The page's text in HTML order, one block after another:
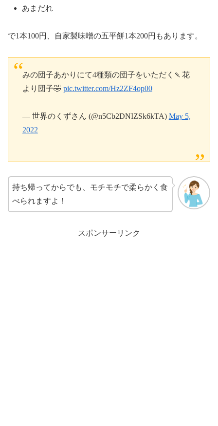
あまだれ
で1本100円、自家製味噌の五平餅1本200円もあります。
みの団子あかりにて4種類の団子をいただく🍡花
より団子🤣 pic.twitter.com/Hz2ZF4op00
— 世界のくずさん (@n5Cb2DNIZSk6kTA) May 5,
2022
持ち帰ってからでも、モチモチで柔らかく食
べられますよ！
スポンサーリンク